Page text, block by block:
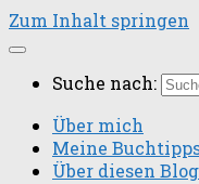
Zum Inhalt springen
Suche nach:
Über mich
Meine
Über diesen Blog